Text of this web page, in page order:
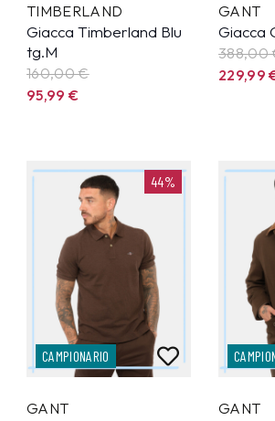
TIMBERLAND
Giacca Timberland Blu
tg.M
160,00 €
95,99€
GANT
Giacca
388,00
229,99
44%
CAMPIONARIO
GANT GANT